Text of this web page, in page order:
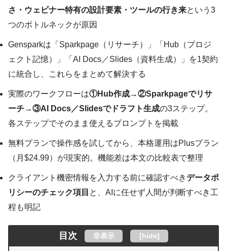
さ・ウェビナー特有の設計要素・ツールの行き来という3
つのボトルネックが原因
Gensparkは「Sparkpage（リサーチ）」「Hub（プロジ
ェクト記憶）」「AI Docs／Slides（資料生成）」を1契約
に統合し、これらをまとめて解決する
実際のワークフローは①Hub作成→②Sparkpageでリサ
ーチ→③AI Docs／Slidesでドラフト生成の3ステップ。
各ステップでそのまま使えるプロンプトを掲載
無料プランで操作感を試してから、本格運用はPlusプラン
（月$24.99）が現実的。機能差は本文の比較表で整理
クライアント機密情報を入力する前に確認すべき データポ
リシーのチェック項目 と、AIに任せず人間が判断すべき工
程も明記
目次 非表示 [hide]